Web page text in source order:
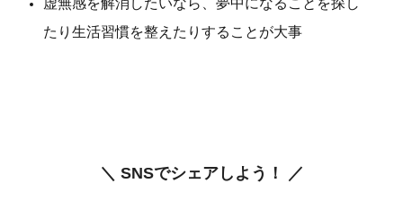
虚無感を解消したいなら、夢中になることを探し
たり生活習慣を整えたりすることが大事
＼ SNSでシェアしよう！ ／